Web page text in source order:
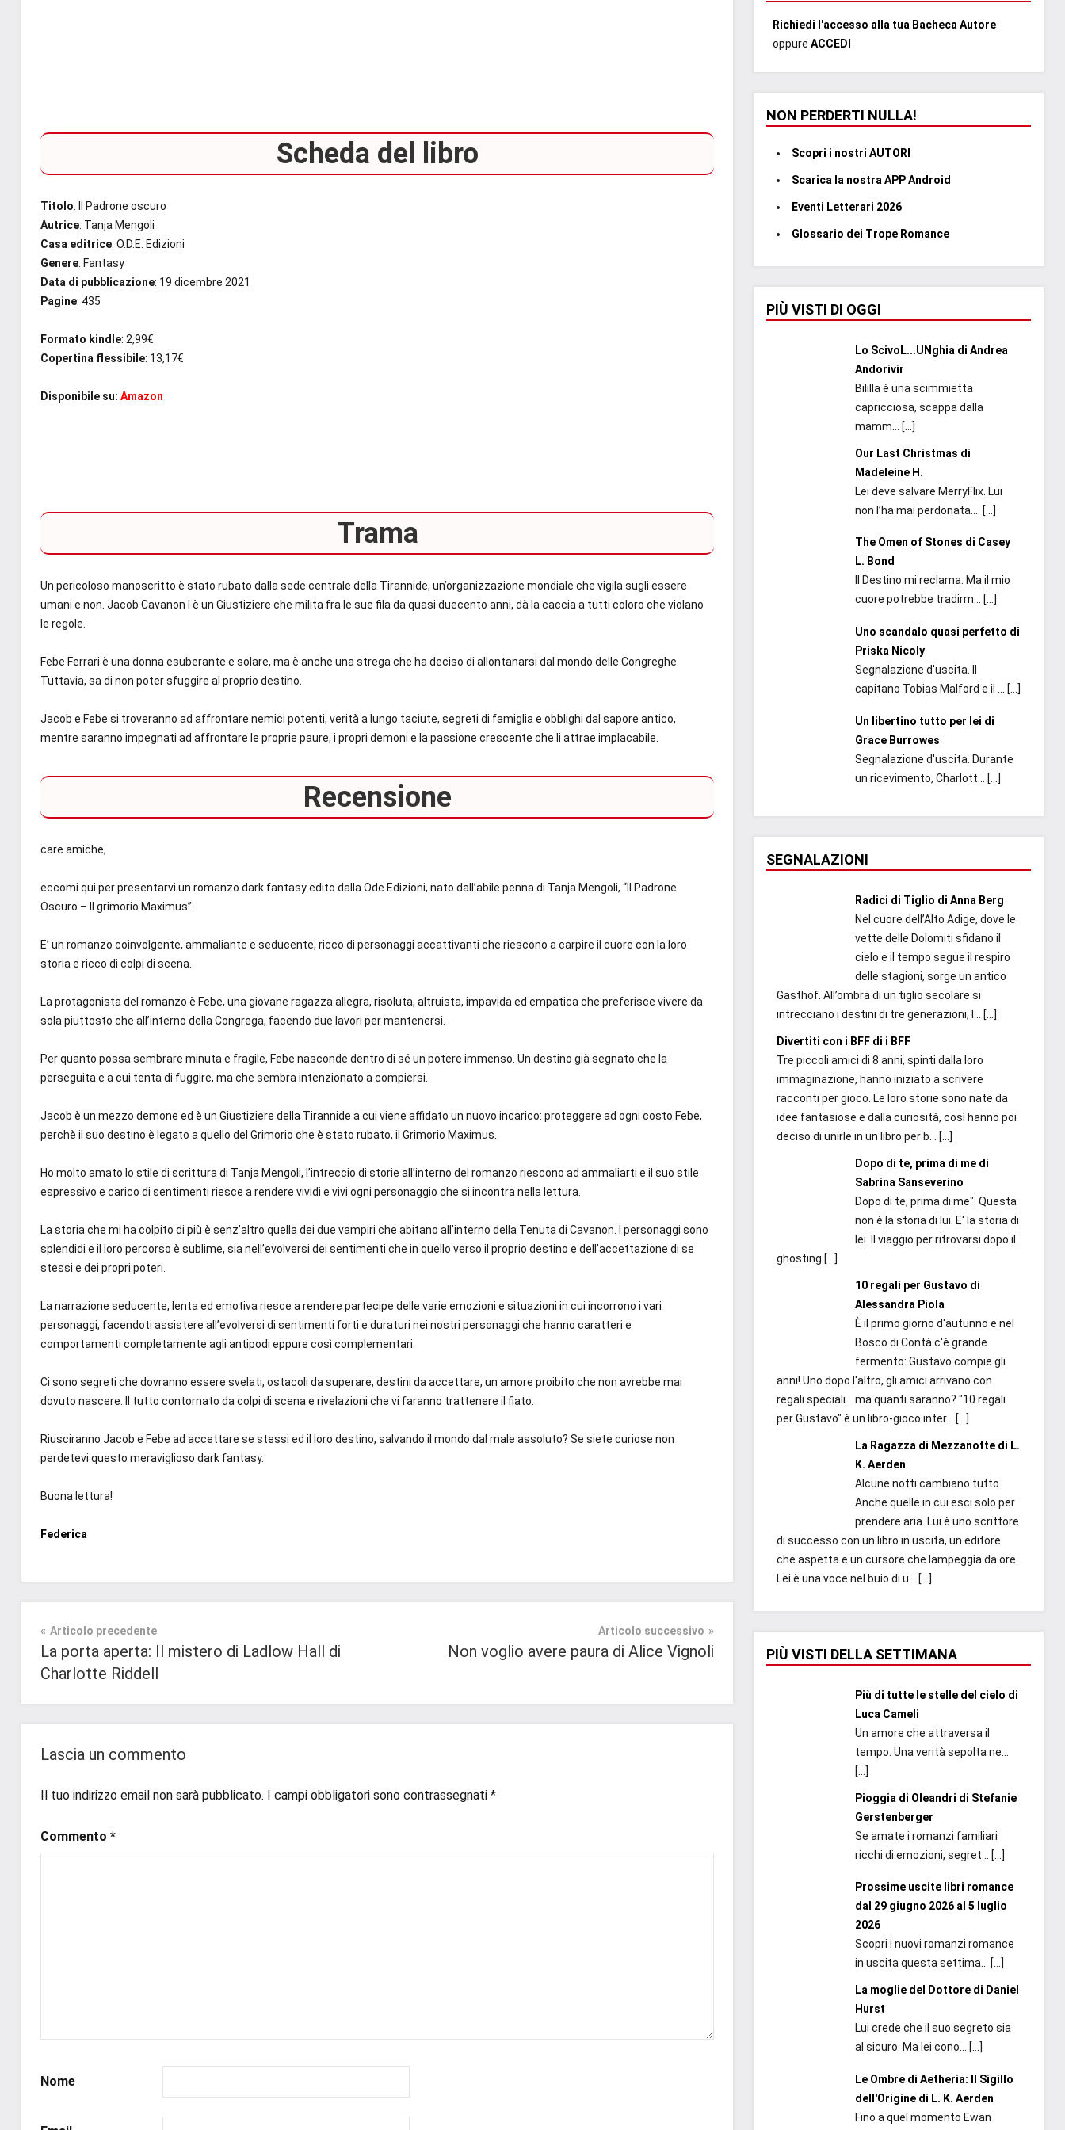
Scheda del libro
Titolo: Il Padrone oscuro
Autrice: Tanja Mengoli
Casa editrice: O.D.E. Edizioni
Genere: Fantasy
Data di pubblicazione: 19 dicembre 2021
Pagine: 435
Formato kindle: 2,99€
Copertina flessibile: 13,17€
Disponibile su: Amazon
Trama
Un pericoloso manoscritto è stato rubato dalla sede centrale della Tirannide, un’organizzazione mondiale che vigila sugli essere
umani e non. Jacob Cavanon I è un Giustiziere che milita fra le sue fila da quasi duecento anni, dà la caccia a tutti coloro che violano
le regole.
Febe Ferrari è una donna esuberante e solare, ma è anche una strega che ha deciso di allontanarsi dal mondo delle Congreghe.
Tuttavia, sa di non poter sfuggire al proprio destino.
Jacob e Febe si troveranno ad affrontare nemici potenti, verità a lungo taciute, segreti di famiglia e obblighi dal sapore antico,
mentre saranno impegnati ad affrontare le proprie paure, i propri demoni e la passione crescente che li attrae implacabile.
Recensione
care amiche,
eccomi qui per presentarvi un romanzo dark fantasy edito dalla Ode Edizioni, nato dall’abile penna di Tanja Mengoli, “Il Padrone
Oscuro – Il grimorio Maximus”.
E’ un romanzo coinvolgente, ammaliante e seducente, ricco di personaggi accattivanti che riescono a carpire il cuore con la loro
storia e ricco di colpi di scena.
La protagonista del romanzo è Febe, una giovane ragazza allegra, risoluta, altruista, impavida ed empatica che preferisce vivere da
sola piuttosto che all’interno della Congrega, facendo due lavori per mantenersi.
Per quanto possa sembrare minuta e fragile, Febe nasconde dentro di sé un potere immenso. Un destino già segnato che la
perseguita e a cui tenta di fuggire, ma che sembra intenzionato a compiersi.
Jacob è un mezzo demone ed è un Giustiziere della Tirannide a cui viene affidato un nuovo incarico: proteggere ad ogni costo Febe,
perchè il suo destino è legato a quello del Grimorio che è stato rubato, il Grimorio Maximus.
Ho molto amato lo stile di scrittura di Tanja Mengoli, l’intreccio di storie all’interno del romanzo riescono ad ammaliarti e il suo stile
espressivo e carico di sentimenti riesce a rendere vividi e vivi ogni personaggio che si incontra nella lettura.
La storia che mi ha colpito di più è senz’altro quella dei due vampiri che abitano all’interno della Tenuta di Cavanon. I personaggi sono
splendidi e il loro percorso è sublime, sia nell’evolversi dei sentimenti che in quello verso il proprio destino e dell’accettazione di se
stessi e dei propri poteri.
La narrazione seducente, lenta ed emotiva riesce a rendere partecipe delle varie emozioni e situazioni in cui incorrono i vari
personaggi, facendoti assistere all’evolversi di sentimenti forti e duraturi nei nostri personaggi che hanno caratteri e
comportamenti completamente agli antipodi eppure così complementari.
Ci sono segreti che dovranno essere svelati, ostacoli da superare, destini da accettare, un amore proibito che non avrebbe mai
dovuto nascere. Il tutto contornato da colpi di scena e rivelazioni che vi faranno trattenere il fiato.
Riusciranno Jacob e Febe ad accettare se stessi ed il loro destino, salvando il mondo dal male assoluto? Se siete curiose non
perdetevi questo meraviglioso dark fantasy.
Buona lettura!
Federica
#blogger,
#bloggerlife,
#book ,
#fantasy,
#inspiration,
#ioleggo,
#uncuoretrailibri
Fantasy
Recensioni
Navigazione
articoli
Articolo precedente
La porta aperta: Il mistero di Ladlow Hall di
Charlotte Riddell
Articolo successivo
Non voglio avere paura di Alice Vignoli
Lascia un commento
Il tuo indirizzo email non sarà pubblicato. I campi obbligatori sono contrassegnati *
Commento *
Nome
Richiedi l'accesso alla tua Bacheca Autore
oppure ACCEDI
NON PERDERTI NULLA!
Scopri i nostri AUTORI
Scarica la nostra APP Android
Eventi Letterari 2026
Glossario dei Trope Romance
PIÙ VISTI DI OGGI
Lo ScivoL...UNghia di Andrea
Andorivir
Bililla è una scimmietta
capricciosa, scappa dalla
mamm...
[…]
Our Last Christmas di
Madeleine H.
Lei deve salvare MerryFlix. Lui
non l’ha mai perdonata....
[…]
The Omen of Stones di Casey
L. Bond
Il Destino mi reclama. Ma il mio
cuore potrebbe tradirm... […]
Uno scandalo quasi perfetto di
Priska Nicoly
Segnalazione d'uscita. Il
capitano Tobias Malford e il ...
[…]
Un libertino tutto per lei di
Grace Burrowes
Segnalazione d'uscita. Durante
un ricevimento, Charlott...
[…]
SEGNALAZIONI
Radici di Tiglio di Anna Berg
Nel cuore dell’Alto Adige, dove le
vette delle Dolomiti sfidano il
cielo e il tempo segue il respiro
delle stagioni, sorge un antico
Gasthof. All’ombra di un tiglio secolare si
intrecciano i destini di tre generazioni, l...
[…]
Divertiti con i BFF di i BFF
Tre piccoli amici di 8 anni, spinti dalla loro
immaginazione, hanno iniziato a scrivere
racconti per gioco. Le loro storie sono nate da
idee fantasiose e dalla curiosità, così hanno poi
deciso di unirle in un libro per b...
[…]
Dopo di te, prima di me di
Sabrina Sanseverino
Dopo di te, prima di me": Questa
non è la storia di lui. E' la storia di
lei. Il viaggio per ritrovarsi dopo il
ghosting […]
10 regali per Gustavo di
Alessandra Piola
È il primo giorno d'autunno e nel
Bosco di Contà c'è grande
fermento: Gustavo compie gli
anni! Uno dopo l'altro, gli amici arrivano con
regali speciali... ma quanti saranno? "10 regali
per Gustavo" è un libro-gioco inter...
[…]
La Ragazza di Mezzanotte di L.
K. Aerden
Alcune notti cambiano tutto.
Anche quelle in cui esci solo per
prendere aria. Lui è uno scrittore
di successo con un libro in uscita, un editore
che aspetta e un cursore che lampeggia da ore.
Lei è una voce nel buio di u...
[…]
PIÙ VISTI DELLA SETTIMANA
Più di tutte le stelle del cielo di
Luca Cameli
Un amore che attraversa il
tempo. Una verità sepolta ne...
[…]
Pioggia di Oleandri di Stefanie
Gerstenberger
Se amate i romanzi familiari
ricchi di emozioni, segret...
[…]
Prossime uscite libri romance
dal 29 giugno 2026 al 5 luglio
2026
Scopri i nuovi romanzi romance
in uscita questa settima... […]
La moglie del Dottore di Daniel
Hurst
Lui crede che il suo segreto sia
al sicuro. Ma lei cono... […]
Le Ombre di Aetheria: Il Sigillo
dell'Origine di L. K. Aerden
Fino a quel momento Ewan